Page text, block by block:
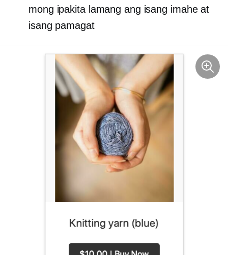
mong ipakita lamang ang isang imahe at
isang pamagat